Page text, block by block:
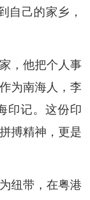
自己的家乡，
，他把个人事
为南海人，李
印记。这份印
搏精神，更是
纽带，在粤港